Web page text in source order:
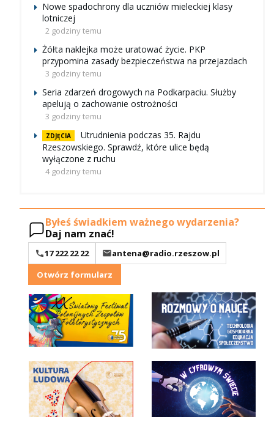
Nowe spadochrony dla uczniów mieleckiej klasy
lotniczej
2 godziny temu
Żółta naklejka może uratować życie. PKP
przypomina zasady bezpieczeństwa na przejazdach
3 godziny temu
Seria zdarzeń drogowych na Podkarpaciu. Służby
apelują o zachowanie ostrożności
3 godziny temu
ZDJĘCIA
Utrudnienia podczas 35. Rajdu
Rzeszowskiego. Sprawdź, które ulice będą
wyłączone z ruchu
4 godziny temu
Byłeś świadkiem ważnego wydarzenia?
Daj nam znać!
17 222 22 22
antena@radio.rzeszow.pl
Otwórz formularz